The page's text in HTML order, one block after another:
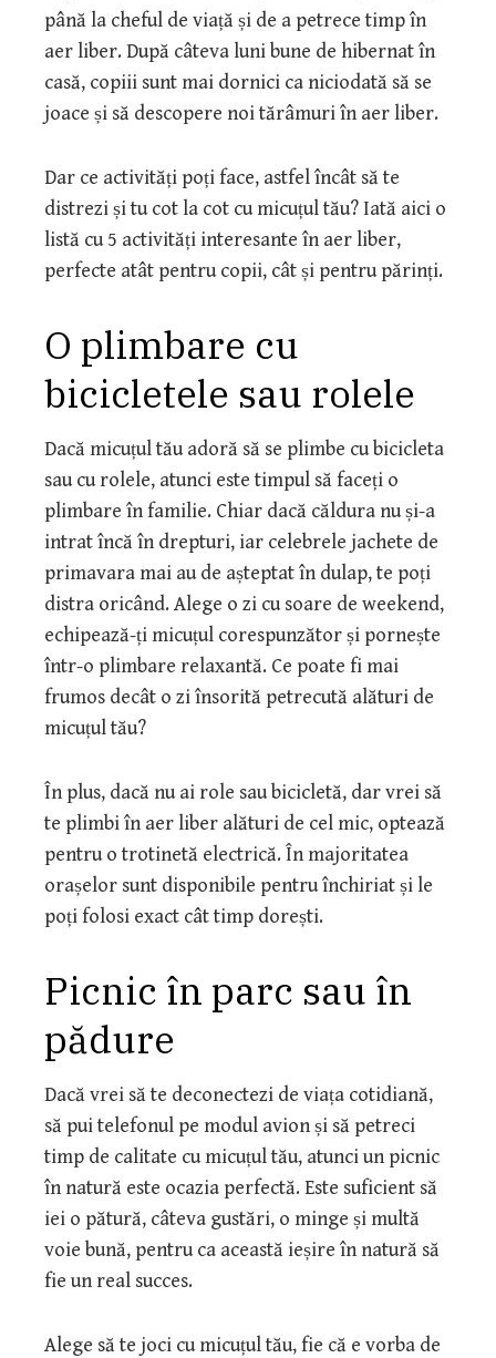
până la cheful de viață și de a petrece timp în
aer liber. După câteva luni bune de hibernat în
casă, copiii sunt mai dornici ca niciodată să se
joace și să descopere noi tărâmuri în aer liber.
Dar ce activități poți face, astfel încât să te
distrezi și tu cot la cot cu micuțul tău? Iată aici o
listă cu 5 activități interesante în aer liber,
perfecte atât pentru copii, cât și pentru părinți.
O plimbare cu
bicicletele sau rolele
Dacă micuțul tău adoră să se plimbe cu bicicleta
sau cu rolele, atunci este timpul să faceți o
plimbare în familie. Chiar dacă căldura nu și-a
intrat încă în drepturi, iar celebrele jachete de
primavara mai au de așteptat în dulap, te poți
distra oricând. Alege o zi cu soare de weekend,
echipează-ți micuțul corespunzător și pornește
într-o plimbare relaxantă. Ce poate fi mai
frumos decât o zi însorită petrecută alături de
micuțul tău?
În plus, dacă nu ai role sau bicicletă, dar vrei să
te plimbi în aer liber alături de cel mic, optează
pentru o trotinetă electrică. În majoritatea
orașelor sunt disponibile pentru închiriat și le
poți folosi exact cât timp dorești.
Picnic în parc sau în
pădure
Dacă vrei să te deconectezi de viața cotidiană,
să pui telefonul pe modul avion și să petreci
timp de calitate cu micuțul tău, atunci un picnic
în natură este ocazia perfectă. Este suficient să
iei o pătură, câteva gustări, o minge și multă
voie bună, pentru ca această ieșire în natură să
fie un real succes.
Alege să te joci cu micuțul tău, fie că e vorba de